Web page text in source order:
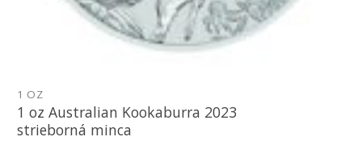
1 OZ
1 oz Australian Kookaburra 2023
strieborná minca